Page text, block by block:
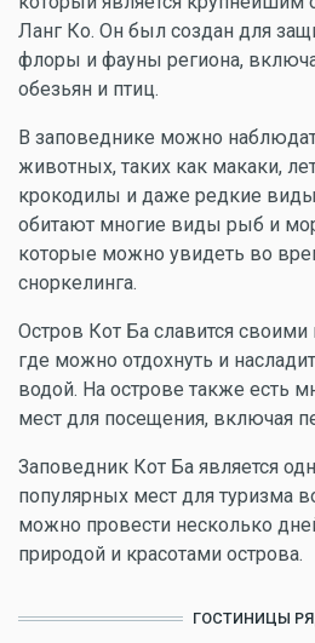
Ланг Ко. Он был создан для
флоры и фауны региона,
обезьян и птиц.
В заповеднике можно
животных, таких как макаки,
крокодилы и даже редкие
обитают многие виды рыб и
которые можно увидеть во
сноркелинга.
Остров Кот Ба славится
где можно отдохнуть и
водой. На острове также есть
мест для посещения, включая
Заповедник Кот Ба является
популярных мест для туризма
можно провести несколько
природой и красотами острова.
ГОСТИНИЦЫ